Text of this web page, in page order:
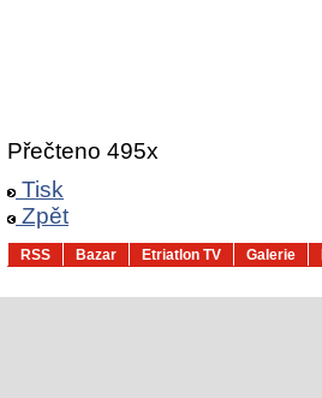
Přečteno 495x
Tisk
Zpět
RSS Bazar Etriatlon TV Galerie